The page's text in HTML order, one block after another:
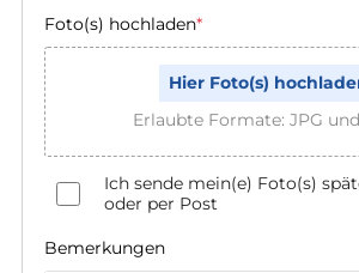
Foto(s) hochladen*
Hier Foto(s)
Erlaubte Formate: JPG
Ich sende mein(e) Foto(s)
oder per Post
Bemerkungen